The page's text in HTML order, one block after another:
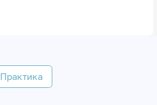
Практика